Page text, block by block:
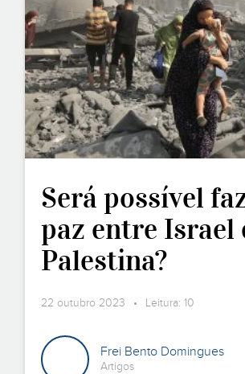
Será possível
paz entre Israel
Palestina?
22 outubro 2023 • Leitura: 10
Frei Bento Domingues
Artigos